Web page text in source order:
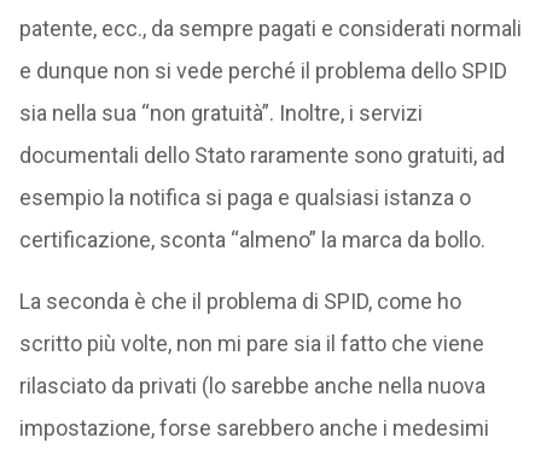
patente, ecc., da sempre pagati e considerati normali
e dunque non si vede perché il problema dello SPID
sia nella sua “non gratuità”. Inoltre, i servizi
documentali dello Stato raramente sono gratuiti, ad
esempio la notifica si paga e qualsiasi istanza o
certificazione, sconta “almeno” la marca da bollo.
La seconda è che il problema di SPID, come ho
scritto più volte, non mi pare sia il fatto che viene
rilasciato da privati (lo sarebbe anche nella nuova
impostazione, forse sarebbero anche i medesimi